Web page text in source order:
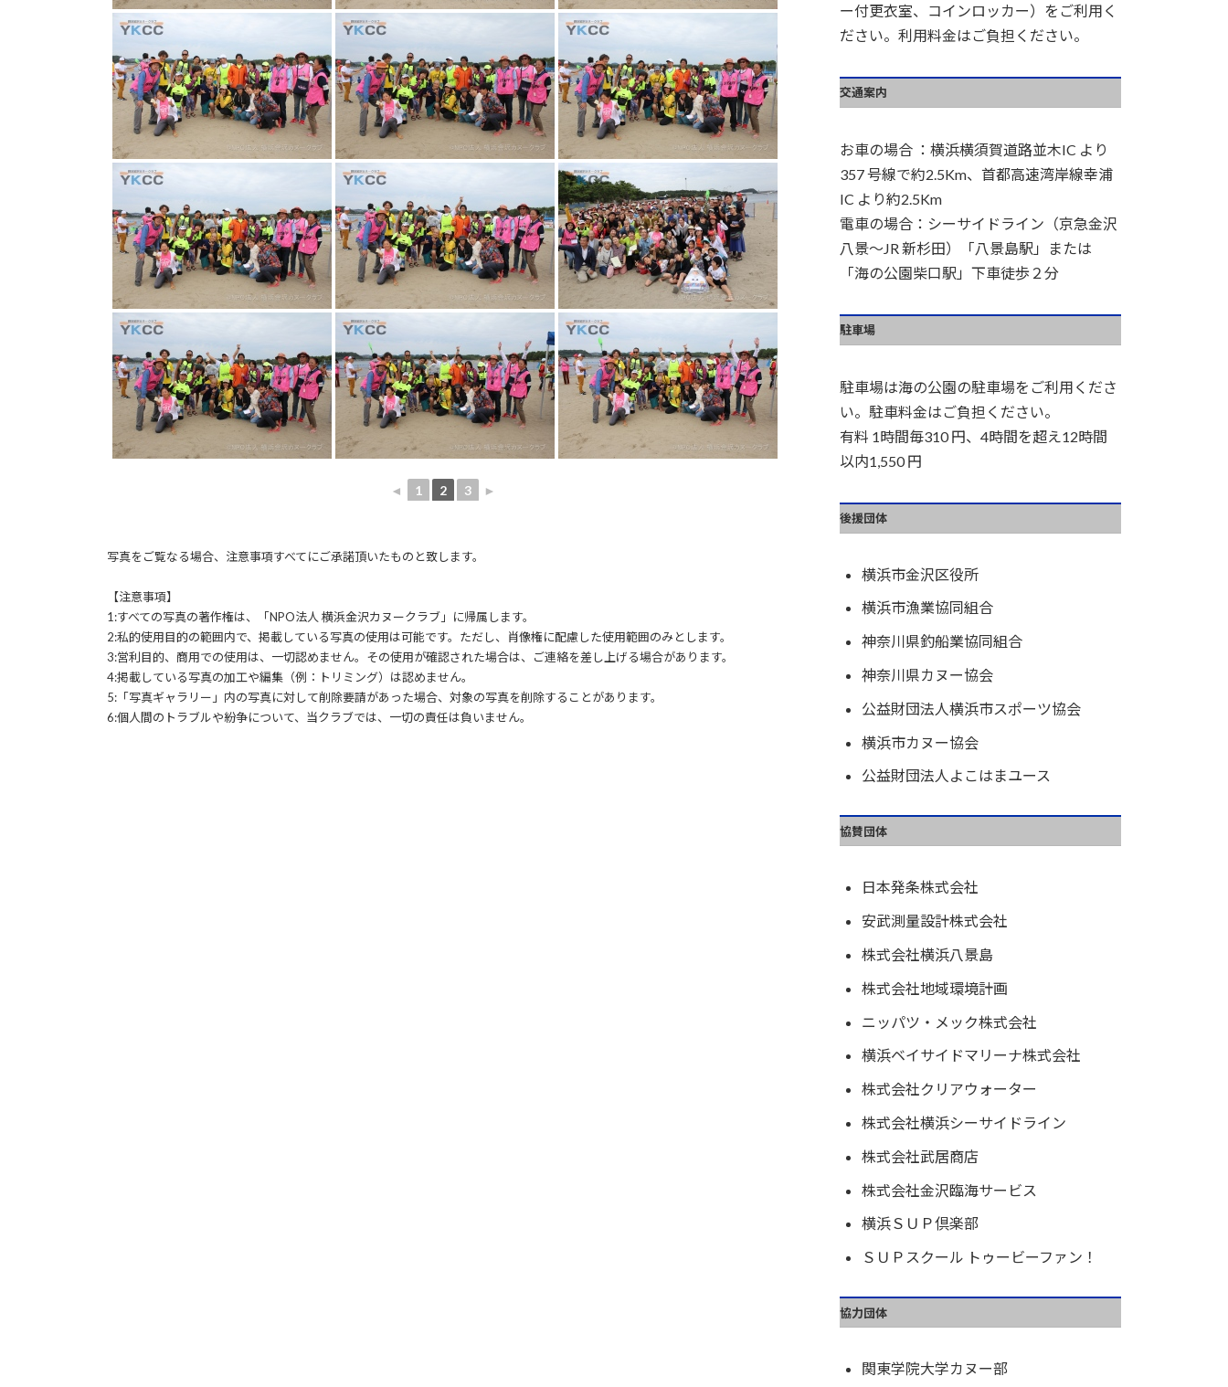
◄ 1 2 3 ►
写真をご覧なる場合、注意事項すべてにご承諾頂いたものと致します。
【注意事項】
1:すべての写真の著作権は、「NPO法人 横浜金沢カヌークラブ」に帰属します。
2:私的使用目的の範囲内で、掲載している写真の使用は可能です。ただし、肖像権に配慮した使用範囲のみとします。
3:営利目的、商用での使用は、一切認めません。その使用が確認された場合は、ご連絡を差し上げる場合があります。
4:掲載している写真の加工や編集（例：トリミング）は認めません。
5:「写真ギャラリー」内の写真に対して削除要請があった場合、対象の写真を削除することがあります。
6:個人間のトラブルや紛争について、当クラブでは、一切の責任は負いません。
ー付更衣室、コインロッカー）をご利用く
ださい。利用料金はご負担ください。
交通案内
お車の場合 ：横浜横須賀道路並木IC より
357 号線で約2.5Km、首都高速湾岸線幸浦
IC より約2.5Km
電車の場合：シーサイドライン（京急金沢
八景～JR 新杉田）「八景島駅」または
「海の公園柴口駅」下車徒歩２分
駐車場
駐車場は海の公園の駐車場をご利用くださ
い。駐車料金はご負担ください。
有料 1時間毎310 円、4時間を超え12時間
以内1,550 円
後援団体
横浜市金沢区役所
横浜市漁業協同組合
神奈川県釣船業協同組合
神奈川県カヌー協会
公益財団法人横浜市スポーツ協会
横浜市カヌー協会
公益財団法人よこはまユース
協賛団体
日本発条株式会社
安武測量設計株式会社
株式会社横浜八景島
株式会社地域環境計画
ニッパツ・メック株式会社
横浜ベイサイドマリーナ株式会社
株式会社クリアウォーター
株式会社横浜シーサイドライン
株式会社武居商店
株式会社金沢臨海サービス
横浜ＳＵＰ倶楽部
ＳＵＰスクール トゥービーファン！
協力団体
関東学院大学カヌー部